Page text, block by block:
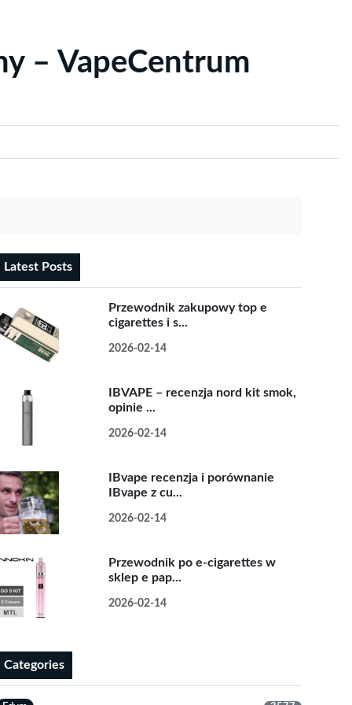
– VapeCentrum
Latest Posts
Przewodnik zakupowy top e
cigarettes i s...
2026-02-14
IBVAPE – recenzja nord kit smok,
opinie ...
2026-02-14
IBvape recenzja i porównanie
IBvape z cu...
2026-02-14
Przewodnik po e-cigarettes w
sklep e pap...
2026-02-14
Categories